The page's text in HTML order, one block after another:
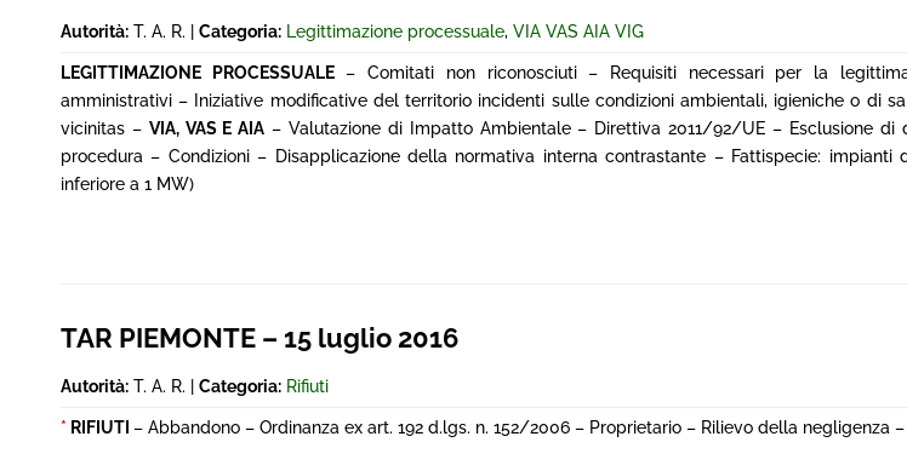
Autorità: T. A. R. | Categoria: Legittimazione processuale, VIA VAS AIA VIG
LEGITTIMAZIONE PROCESSUALE– Comitati non riconosciuti – Requisiti necessari per la
amministrativi – Iniziative modificative del territorio incidenti sulle condizioni ambientali, igieniche o di
vicinitas – VIA, VAS E AIA – Valutazione di Impatto Ambientale – Direttiva 2011/92/UE – Esclusione
procedura – Condizioni – Disapplicazione della normativa interna contrastante – Fattispecie: impianti
inferiore a 1 MW)
TAR PIEMONTE – 15 luglio 2016
Autorità: T. A. R. | Categoria: Rifiuti
* RIFIUTI – Abbandono – Ordinanza ex art. 192 d.lgs. n. 152/2006 – Proprietario – Rilievo della negligenza